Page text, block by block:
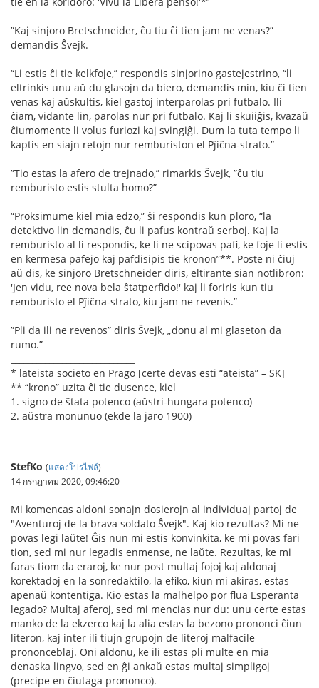
”Kaj sinjoro Bretschneider, ĉu tiu ĉi tien jam ne venas?”
demandis Ŝvejk.
“Li estis ĉi tie kelkfoje,” respondis sinjorino gastejestrino, “li
eltrinkis unu aŭ du glasojn da biero, demandis min, kiu ĉi tien
venas kaj aŭskultis, kiel gastoj interparolas pri futbalo. Ili
ĉiam, vidante lin, parolas nur pri futbalo. Kaj li skuiiĝis, kvazaŭ
ĉiumomente li volus furiozi kaj svingiĝi. Dum la tuta tempo li
kaptis en siajn retojn nur remburiston el Pĵiĉna-strato.”
”Tio estas la afero de trejnado,” rimarkis Ŝvejk, ”ĉu tiu
remburisto estis stulta homo?”
“Proksimume kiel mia edzo,” ŝi respondis kun ploro, “la
detektivo lin demandis, ĉu li pafus kontraŭ serboj. Kaj la
remburisto al li respondis, ke li ne scipovas paﬁ, ke foje li estis
en kermesa pafejo kaj pafdisipis tie kronon”**. Poste ni ĉiuj
aŭ dis, ke sinjoro Bretschneider diris, eltirante sian notlibron:
'Jen vidu, ree nova bela ŝtatperﬁdo!' kaj li foriris kun tiu
remburisto el Pĵiĉna-strato, kiu jam ne revenis.”
”Pli da ili ne revenos” diris Ŝvejk, „donu al mi glaseton da
rumo.”
* lateista societo en Prago [certe devas esti “ateista” – SK]
** “krono” uzita ĉi tie dusence, kiel
1. signo de ŝtata potenco (aŭstri-hungara potenco)
2. aŭstra monunuo (ekde la jaro 1900)
StefKo (แสดงโปรไฟล์)
14 กรกฎาคม 2020, 09:46:20
Mi komencas aldoni sonajn dosierojn al individuaj partoj de
"Aventuroj de la brava soldato Ŝvejk". Kaj kio rezultas? Mi ne
povas legi laŭte! Ĝis nun mi estis konvinkita, ke mi povas fari
tion, sed mi nur legadis enmense, ne laŭte. Rezultas, ke mi
faras tiom da eraroj, ke nur post multaj fojoj kaj aldonaj
korektadoj en la sonredaktilo, la efiko, kiun mi akiras, estas
apenaŭ kontentiga. Kio estas la malhelpo por flua Esperanta
legado? Multaj aferoj, sed mi mencias nur du: unu certe estas
manko de la ekzerco kaj la alia estas la bezono prononci ĉiun
literon, kaj inter ili tiujn grupojn de literoj malfacile
prononceblaj. Oni aldonu, ke ili estas pli multe en mia
denaska lingvo, sed en ĝi ankaŭ estas multaj simpligoj
(precipe en ĉiutaga prononco).